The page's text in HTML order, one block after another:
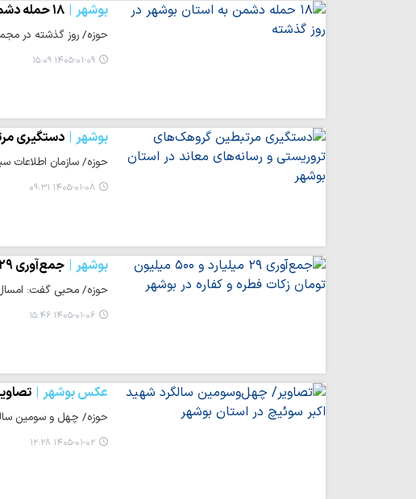
بوشهر ۱۸ حمله دشمن به استان بوشهر در روز گذشته
حوزه/ روز گذشته در مجموع ۱۸ حمله دشمن آمریکایی صهیونی در سطح استان بوشهر
۱۴۰۵-۰۱-۰۹ ۱۵:۰۹
بوشهر دستگیری
حوزه/ سازمان اطلاعات سپاه استان بوشهر از دستگیری ۳۵
۱۴۰۵-۰۱-۰۸ ۰۹:۳۱
بوشهر جمع‌آوری ۲۹ میلیارد و ۵۰۰ میلیون تومان زکات فطره و کفاره در بوشهر
حوزه/ محبی گفت: امسال تا امروز، ۲۹ میلیارد و ۵۰۰ میلیون تومان زکات فطره و
۱۴۰۵-۰۱-۰۶ ۱۵:۴۶
عکس بوشهر
حوزه/ چهل و سومین
۱۴۰۵-۰۱-۰۲ ۱۲:۲۸